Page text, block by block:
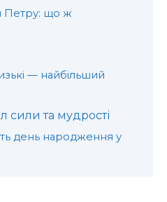
Петру: що ж
— найбільший
сили та мудрості
день народження у